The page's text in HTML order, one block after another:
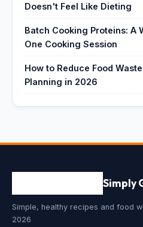
Doesn't Feel Like Dieting
Batch Cooking Proteins: A
One Cooking Session
How to Reduce Food
Planning in 2026
Simply
Simple, healthy recipes and food
2026